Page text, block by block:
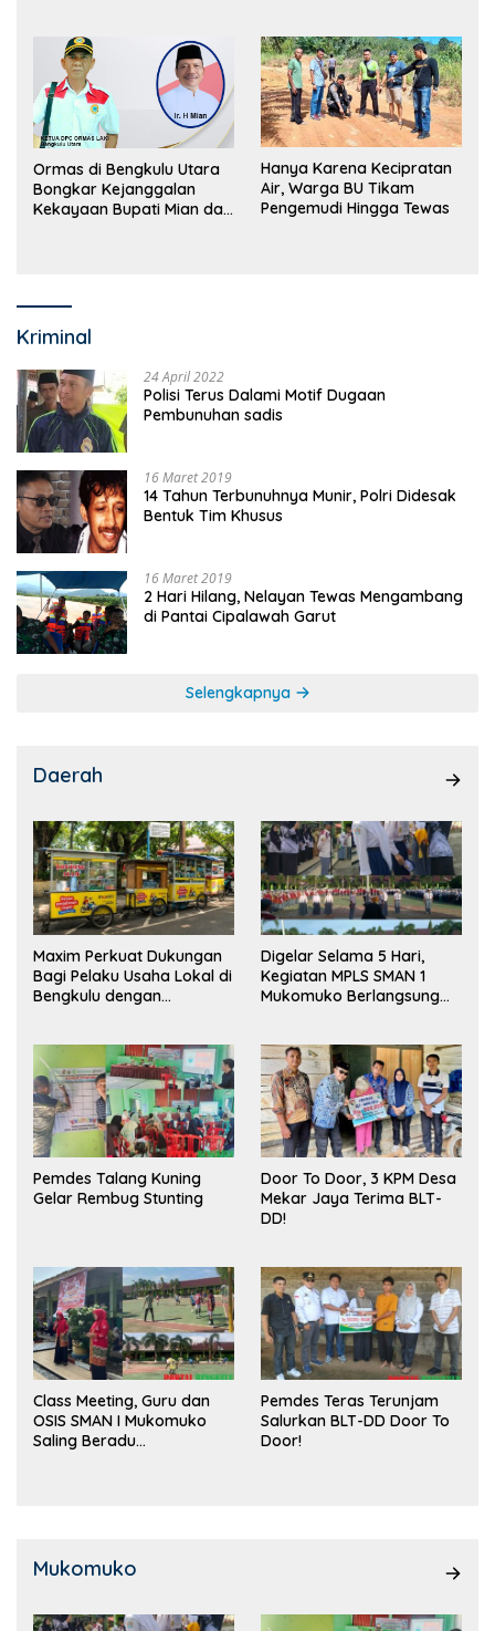
Ormas di Bengkulu Utara
Bongkar Kejanggalan
Kekayaan Bupati Mian dan
Hanya Karena Kecipratan
Air, Warga BU Tikam
Pengemudi Hingga Tewas
Kriminal
24 April 2022
Polisi Terus Dalami Motif Dugaan
Pembunuhan sadis
16 Maret 2019
14 Tahun Terbunuhnya Munir, Polri Didesak
Bentuk Tim Khusus
16 Maret 2019
2 Hari Hilang, Nelayan Tewas Mengambang
di Pantai Cipalawah Garut
Selengkapnya
Daerah
Maxim Perkuat Dukungan
Bagi Pelaku Usaha Lokal di
Bengkulu dengan
Pasar
Digelar Selama 5 Hari,
Kegiatan MPLS SMAN 1
Mukomuko Berlangsung
Pemdes Talang Kuning
Gelar Rembug Stunting
Door To Door, 3 KPM Desa
Mekar Jaya Terima BLT-
DD!
Class Meeting, Guru dan
OSIS SMAN I Mukomuko
Saling Beradu
Pemdes Teras Terunjam
Salurkan BLT-DD Door To
Door!
Mukomuko